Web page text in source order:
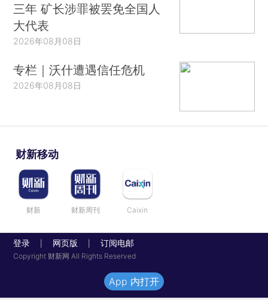
三年 矿长涉罪被罢免全国人
大代表
2026年08月08日
专栏｜沃什遭遇信任危机
2026年08月08日
财新移动
财新 财新周刊 Caixin
登录 网页版 订阅电邮
Copyright 财新网 All Rights Reserved
App 内打开